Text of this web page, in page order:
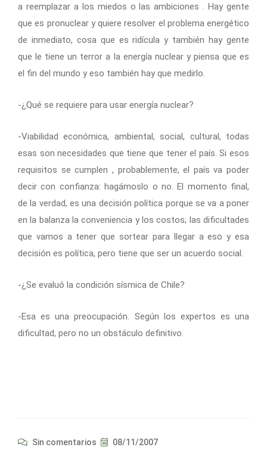
a reemplazar a los miedos o las ambiciones . Hay gente
que es pronuclear y quiere resolver el problema energético
de inmediato, cosa que es ridícula y también hay gente
que le tiene un terror a la energía nuclear y piensa que es
el fin del mundo y eso también hay que medirlo.
-¿Qué se requiere para usar energía nuclear?
-Viabilidad económica, ambiental, social, cultural, todas
esas son necesidades que tiene que tener el país. Si esos
requisitos se cumplen , probablemente, el país va poder
decir con confianza: hagámoslo o no. El momento final,
de la verdad, es una decisión política porque se va a poner
en la balanza la conveniencia y los costos; las dificultades
que vamos a tener que sortear para llegar a eso y esa
decisión es política, pero tiene que ser un acuerdo social.
-¿Se evaluó la condición sísmica de Chile?
-Esa es una preocupación. Según los expertos es una
dificultad, pero no un obstáculo definitivo.
Sin comentarios 08/11/2007